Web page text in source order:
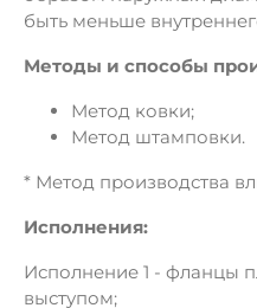
быть меньше
Методы и способы
Метод ковки;
Метод штамповки.
* Метод производства
Исполнения:
Исполнение 1 - фланцы
выступом;